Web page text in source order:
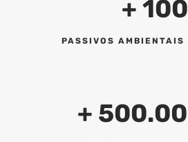
+ 100
PASSIVOS AMBIENTAIS
+